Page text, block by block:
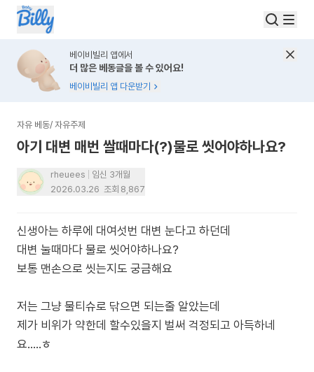
베이비빌리 앱에서
더 많은 베동글을 볼 수 있어요!
베이비빌리 앱 다운받기
자유 베동/ 자유주제
아기 대변 매번 쌀때마다(?)물로 씻어야하나요?
rheuees
임신 3개월
2026.03.26 조회 8,867
신생아는 하루에 대여섯번 대변 눈다고 하던데
대변 눌때마다 물로 씻어야하나요?
보통 맨손으로 씻는지도 궁금해요
저는 그냥 물티슈로 닦으면 되는줄 알았는데
제가 비위가 약한데 할수있을지 벌써 걱정되고 아득하네
요.....ㅎ